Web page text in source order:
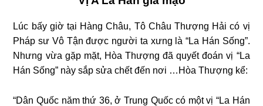
Lúc bấy giờ tại Hàng Châu, Tô Châu Thượng Hải có vị
Pháp sư Vô Tận được người ta xưng là “La Hán Sống”.
Nhưng vừa gặp mặt, Hòa Thượng đã quyết đoán vị “La
Hán Sống” này sắp sửa chết đến nơi …Hòa Thượng kể:
“Dân Quốc năm thứ 36, ở Trung Quốc có một vị “La Hán